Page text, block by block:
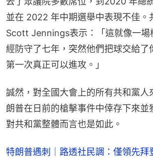
並在 2022 年中期選舉中表現不佳。
Scott Jennings表示：「這就像一場
經防守了七年，突然他們把球交給了
第一次真正可以進攻。」
誠然，對全國大會上的所有共和黨人
朗普在日前的槍擊事件中倖存下來並
對共和黨整體而言也是如此。
特朗普遇刺｜路透社民調：僅領先